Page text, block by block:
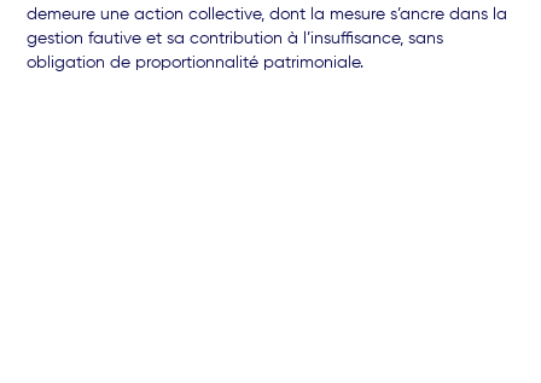
demeure une action collective, dont la mesure s’ancre dans la
gestion fautive et sa contribution à l’insuffisance, sans
obligation de proportionnalité patrimoniale.